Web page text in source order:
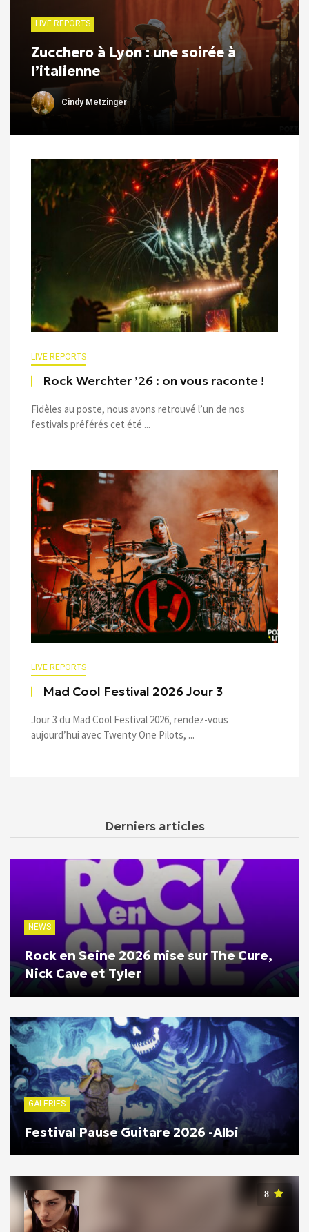
LIVE REPORTS
Zucchero à Lyon : une soirée à
l’italienne
Cindy Metzinger
LIVE REPORTS
Rock Werchter ’26 : on vous raconte !
Fidèles au poste, nous avons retrouvé l’un de nos
festivals préférés cet été ...
LIVE REPORTS
Mad Cool Festival 2026 Jour 3
Jour 3 du Mad Cool Festival 2026, rendez-vous
aujourd’hui avec Twenty One Pilots, ...
Derniers articles
NEWS
Rock en Seine 2026 mise sur The Cure,
Nick Cave et Tyler
GALERIES
Festival Pause Guitare 2026 -Albi
8